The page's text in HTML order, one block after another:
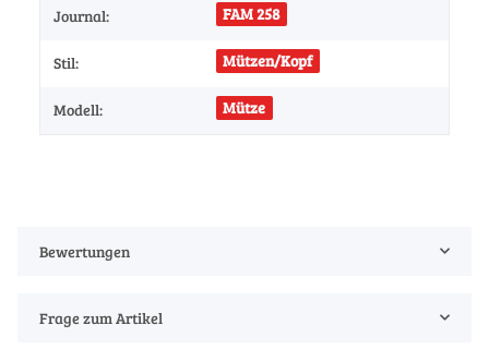
Journal: FAM 258
Stil: Mützen/Kopf
Modell: Mütze
Bewertungen
Frage zum Artikel